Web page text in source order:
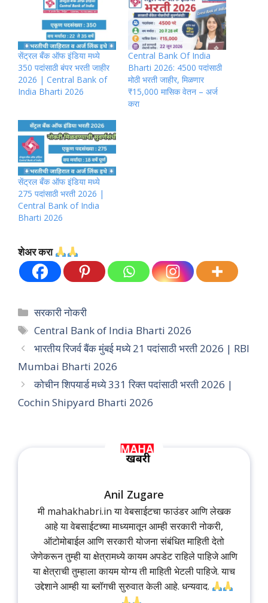
सेंट्रल बँक ऑफ इंडिया मध्ये
350 पदांसाठी बंपर भरती जाहीर
2026 | Central Bank of
India Bharti 2026
Central Bank Of India
Bharti 2026: 4500 पदांसाठी
मोठी भरती जाहीर, मिळणार
₹15,000 मासिक वेतन – अर्ज
करा
सेंट्रल बँक ऑफ इंडिया मध्ये
275 पदांसाठी भरती 2026 |
Central Bank of India
Bharti 2026
शेअर करा
Categories
सरकारी नोकरी
Tags
Central Bank of India Bharti 2026
भारतीय रिजर्व बैंक मुंबई मध्ये 21 पदांसाठी भरती 2026 | RBI
Mumbai Bharti 2026
कोचीन शिपयार्ड मध्ये 331 रिक्त पदांसाठी भरती 2026 |
Cochin Shipyard Bharti 2026
Anil Zugare
मी mahakhabri.in या वेबसाईटचा फाउंडर आणि लेखक
आहे या वेबसाईटच्या माध्यमातून आम्ही सरकारी नोकरी,
ऑटोमोबाईल आणि सरकारी योजना संबंधित माहिती देतो
जेणेकरून तुम्ही या क्षेत्रामध्ये कायम अपडेट राहिले पाहिजे आणि
या क्षेत्राची तुम्हाला कायम योग्य ती माहिती भेटली पाहिजे. याच
उद्देशाने आम्ही या ब्लॉगची सुरुवात केली आहे. धन्यवाद.